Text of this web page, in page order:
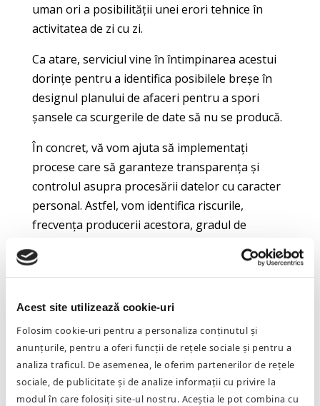
Acest site utilizează cookie-uri
Folosim cookie-uri pentru a personaliza conținutul și
anunțurile, pentru a oferi funcții de rețele sociale și pentru a
analiza traficul. De asemenea, le oferim partenerilor de rețele
sociale, de publicitate și de analize informații cu privire la
modul în care folosiți site-ul nostru. Aceștia le pot combina cu
uman ori a posibilității unei erori tehnice în
activitatea de zi cu zi.
Ca atare, serviciul vine în întimpinarea acestui
dorințe pentru a identifica posibilele breșe în
designul planului de afaceri pentru a spori
șansele ca scurgerile de date să nu se producă.
În concret, vă vom ajuta să implementați
procese care să garanteze transparența și
controlul asupra procesării datelor cu caracter
personal. Astfel, vom identifica riscurile,
frecvența producerii acestora, gradul de
stopării cauzei producerii acestuia.